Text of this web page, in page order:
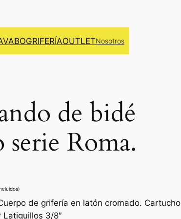
GRIFERÍAOUTLETNosotros
de bidé
serie Roma.
de grifería en latón cromado. Cartucho
Latiguillos 3/8″